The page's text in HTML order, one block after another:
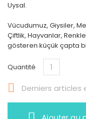
Uysal.
Vücudumuz, Giysiler,
Çiftlik, Hayvanlar,
gösteren küçük çapta
Quantité
 Derniers articles